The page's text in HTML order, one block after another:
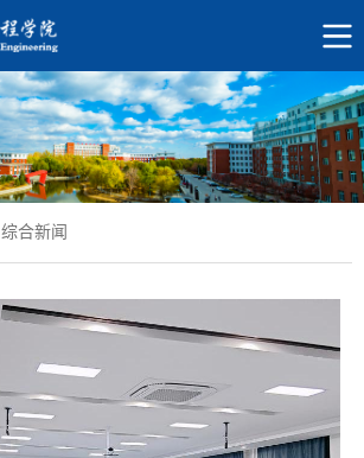
综合新闻